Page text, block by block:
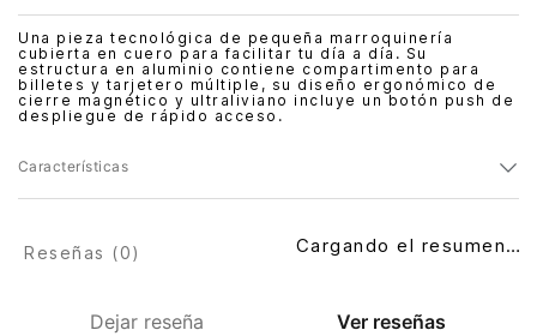
Una pieza tecnológica de pequeña marroquinería
cubierta en cuero para facilitar tu día a día. Su
estructura en aluminio contiene compartimento para
billetes y tarjetero múltiple, su diseño ergonómico de
cierre magnético y ultraliviano incluye un botón push de
despliegue de rápido acceso.
Características
Dejar reseña Ver reseñas
Reseñas (0) Cargando el resumen…